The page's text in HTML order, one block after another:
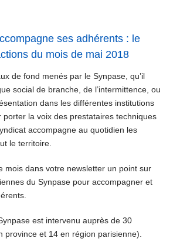
ses adhérents : le
du mois de mai 2018
de fond menés par le Synpase, qu’il
social de branche, de l’intermittence, ou
dans les différentes institutions
porter la voix des prestataires techniques
accompagne au quotidien les
le territoire.
mois dans votre newsletter un point sur
du Synpase pour accompagner et
est intervenu auprès de 30
province et 14 en région parisienne).